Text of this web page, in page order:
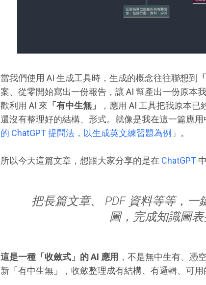
當我們使用 AI 生成工具時，生成的概念往往聯想到
案、從零開始寫出一份報告，讓 AI 幫產出一份原本
歡利用 AI 來 「有中生無」
，應用 AI 工具把我原本
還沒有整理好的結構、形式。就像是我在這一篇應
的 ChatGPT 提問法，以生成英文練習題為例 」。
所以今天這篇文章，想跟大家分享的是在 ChatGPT
把長篇文章、 PDF 資料等等，
圖，完成知識圖表
這是一種「收斂式」的 AI 應用 ，不是無中生有、憑
新「有中生無」，收斂整理成有結構、有邏輯、可用